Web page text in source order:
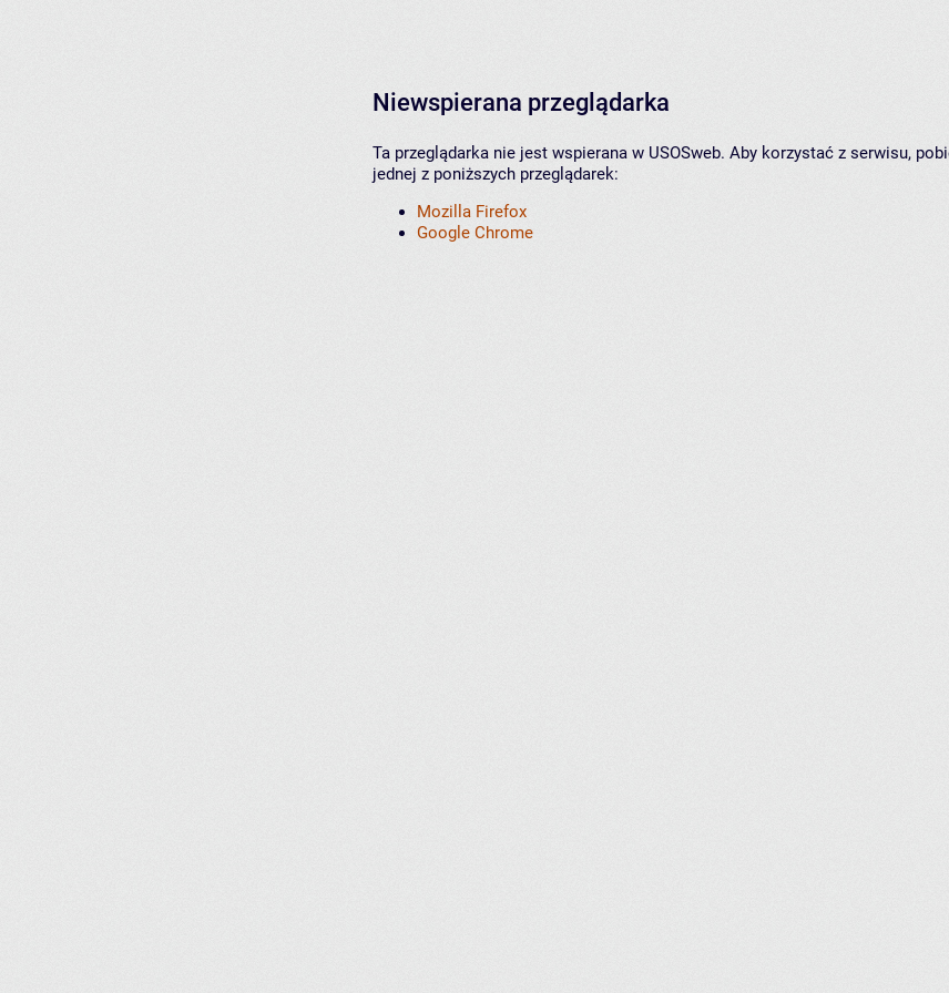
Niewspierana przeglądarka
Ta przeglądarka nie jest wspierana w USOSweb. Aby korzystać z serwisu,
jednej z poniższych przeglądarek:
Mozilla Firefox
Google Chrome